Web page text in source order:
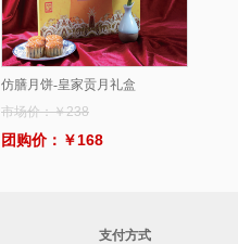
仿膳月饼-皇家贡月礼盒
市场价：￥238
团购价：￥168
支付方式